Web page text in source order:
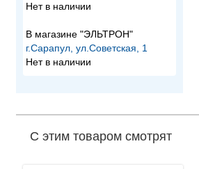
Нет в наличии
В магазине "ЭЛЬТРОН"
г.Сарапул, ул.Советская, 1
Нет в наличии
С этим товаром смотрят